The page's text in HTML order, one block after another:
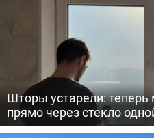
Шторы устарели:
прямо через стекло